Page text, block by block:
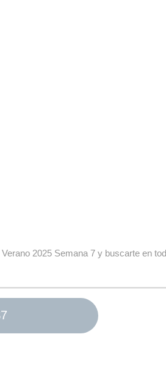
2025 Semana 7 y buscarte en